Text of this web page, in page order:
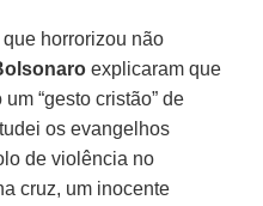
horrorizou não
explicaram que
“gesto cristão” de
os evangelhos
de violência no
cruz, um inocente